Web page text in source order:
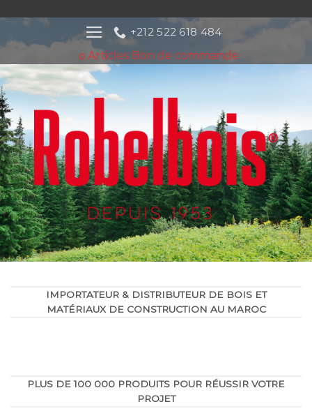
contenu
+212 522 618 484
0Articles Bon de commande
IMPORTATEUR & DISTRIBUTEUR DE BOIS ET
MATÉRIAUX DE CONSTRUCTION AU MAROC
PLUS DE 100 000 PRODUITS POUR RÉUSSIR VOTRE
PROJET